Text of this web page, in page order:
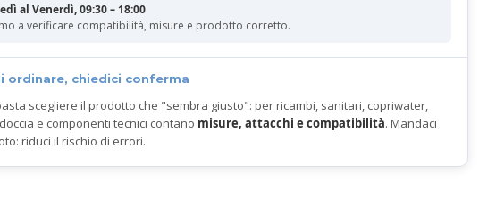
al Venerdì, 09:30 – 18:00
a verificare compatibilità, misure e prodotto corretto.
ordinare, chiedici conferma
scegliere il prodotto che "sembra giusto": per ricambi, sanitari, copriwater,
e componenti tecnici contano misure, attacchi e compatibilità. Mandaci
riduci il rischio di errori.